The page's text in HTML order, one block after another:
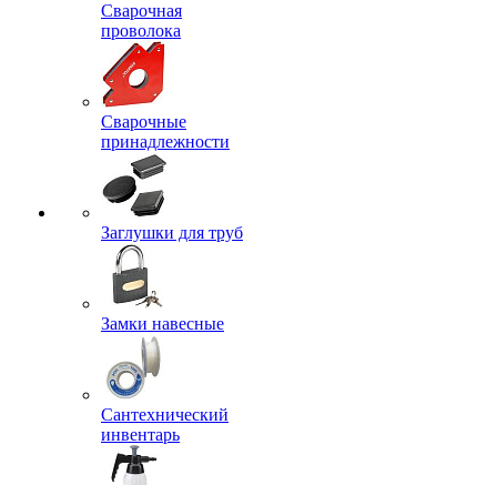
Сварочная
проволока
Сварочные
принадлежности
Заглушки для труб
Замки навесные
Сантехнический
инвентарь